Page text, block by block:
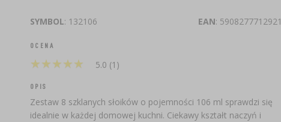
SYMBOL: 132106 EAN: 5908277712921
OCENA
★★★★★
★★★★★ 5.0 (1)
OPIS
Zestaw 8 szklanych słoików o pojemności 106 ml sprawdzi się
idealnie w każdej domowej kuchni. Ciekawy kształt naczyń i